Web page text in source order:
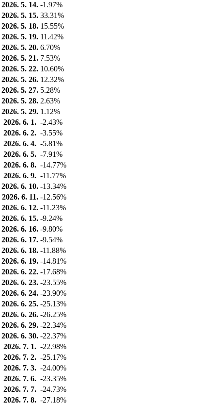
2026. 5. 14. -1.97%
2026. 5. 15. 33.31%
2026. 5. 18. 15.55%
2026. 5. 19. 11.42%
2026. 5. 20. 6.70%
2026. 5. 21. 7.53%
2026. 5. 22. 10.60%
2026. 5. 26. 12.32%
2026. 5. 27. 5.28%
2026. 5. 28. 2.63%
2026. 5. 29. 1.12%
2026. 6. 1. -2.43%
2026. 6. 2. -3.55%
2026. 6. 4. -5.81%
2026. 6. 5. -7.91%
2026. 6. 8. -14.77%
2026. 6. 9. -11.77%
2026. 6. 10. -13.34%
2026. 6. 11. -12.56%
2026. 6. 12. -11.23%
2026. 6. 15. -9.24%
2026. 6. 16. -9.80%
2026. 6. 17. -9.54%
2026. 6. 18. -11.88%
2026. 6. 19. -14.81%
2026. 6. 22. -17.68%
2026. 6. 23. -23.55%
2026. 6. 24. -23.90%
2026. 6. 25. -25.13%
2026. 6. 26. -26.25%
2026. 6. 29. -22.34%
2026. 6. 30. -22.37%
2026. 7. 1. -22.98%
2026. 7. 2. -25.17%
2026. 7. 3. -24.00%
2026. 7. 6. -23.35%
2026. 7. 7. -24.73%
2026. 7. 8. -27.18%